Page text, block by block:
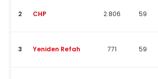
2 CHP 2.806 59
3 Yeniden Refah 771 59